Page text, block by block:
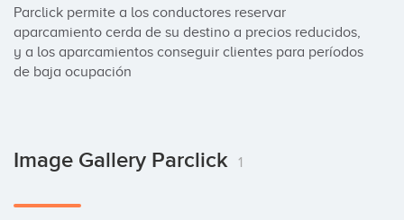
Parclick permite a los conductores reservar
aparcamiento cerda de su destino a precios reducidos,
y a los aparcamientos conseguir clientes para períodos
de baja ocupación
Image Gallery Parclick 1